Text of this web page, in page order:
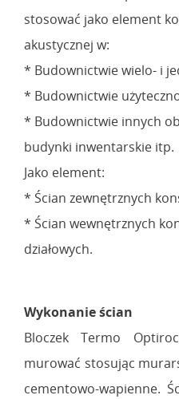
stosować jako element
akustycznej w:
* Budownictwie wielo- i
* Budownictwie
* Budownictwie innych
budynki inwentarskie itp.
Jako element:
* Ścian zewnętrznych
* Ścian wewnętrznych
działowych.
Wykonanie ścian
Bloczek Termo
murować stosując
cementowo-wapienne.